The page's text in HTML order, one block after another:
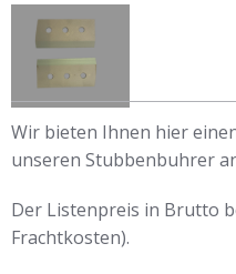
Wir bieten Ihnen hier
unseren Stubbenbuhrer
Der Listenpreis in Brutto
Frachtkosten).